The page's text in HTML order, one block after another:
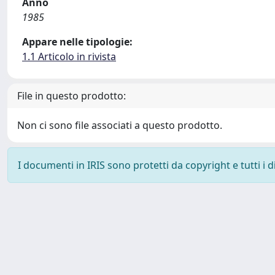
1985
Appare nelle tipologie:
1.1 Articolo in rivista
File in questo prodotto:
Non ci sono file associati a questo prodotto.
I documenti in IRIS sono protetti da copyright e tutti i